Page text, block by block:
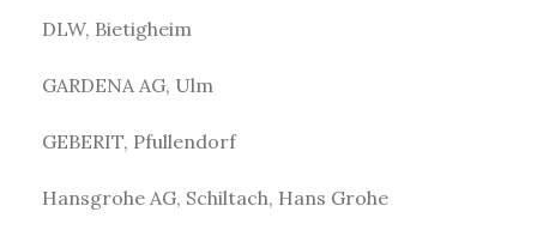
DLW, Bietigheim
GARDENA AG, Ulm
GEBERIT, Pfullendorf
Hansgrohe AG, Schiltach, Hans Grohe